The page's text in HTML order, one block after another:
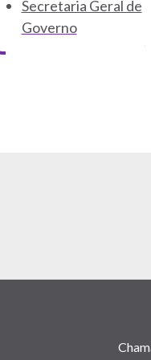
Secretaria Geral de
Governo